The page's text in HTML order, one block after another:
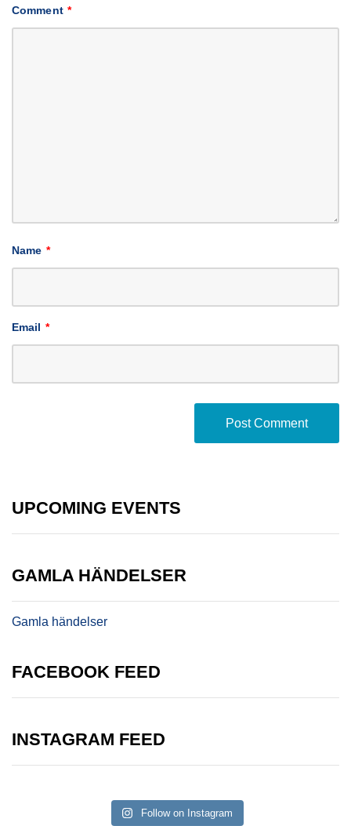
Comment *
Name *
Email *
UPCOMING EVENTS
GAMLA HÄNDELSER
Gamla händelser
FACEBOOK FEED
INSTAGRAM FEED
Follow on Instagram